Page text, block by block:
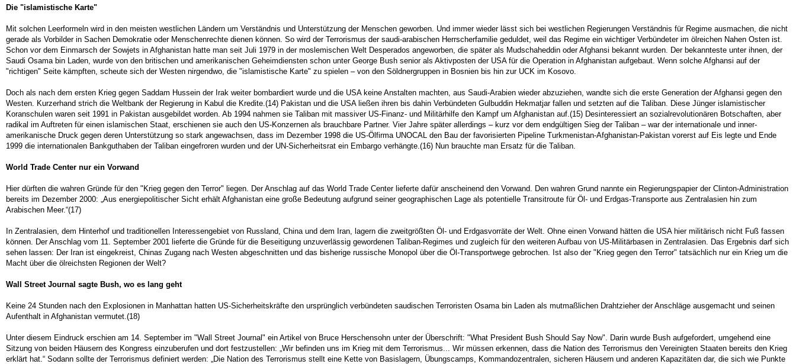
Die "islamistische Karte"
Mit solchen Leerformeln wird in den meisten westlichen Ländern um Verständnis und Unterstützung der Menschen geworben. Und immer wieder lässt sich bei westlichen Regierungen Verständnis für Regime ausmachen, die nicht
gerade als Vorbilder in Sachen Demokratie oder Menschenrechte dienen können. So wird der Terrorismus der saudi-arabischen Herrscherfamilie geduldet, weil das Regime ein wichtiger Verbündeter im ölreichen Nahen Osten ist.
Schon vor dem Einmarsch der Sowjets in Afghanistan hatte man seit Juli 1979 in der moslemischen Welt Desperados angeworben, die später als Mudschaheddin oder Afghansi bekannt wurden. Der bekannteste unter ihnen, der
Saudi Osama bin Laden, wurde von den britischen und amerikanischen Geheimdiensten schon unter George Bush senior als Aktivposten der USA für die Operation in Afghanistan aufgebaut. Wenn solche Afghansi auf der
"richtigen" Seite kämpften, scheute sich der Westen nirgendwo, die "islamistische Karte" zu spielen – von den Söldnergruppen in Bosnien bis hin zur UCK im Kosovo.
Doch als nach dem ersten Krieg gegen Saddam Hussein der Irak weiter bombardiert wurde und die USA keine Anstalten machten, aus Saudi-Arabien wieder abzuziehen, wandte sich die erste Generation der Afghansi gegen den
Westen. Kurzerhand strich die Weltbank der Regierung in Kabul die Kredite.(14) Pakistan und die USA ließen ihren bis dahin Verbündeten Gulbuddin Hekmatjar fallen und setzten auf die Taliban. Diese Jünger islamistischer
Koranschulen waren seit 1991 in Pakistan ausgebildet worden. Ab 1994 nahmen sie Taliban mit massiver US-Finanz- und Militärhilfe den Kampf um Afghanistan auf.(15) Desinteressiert an sozialrevolutionären Botschaften, aber
radikal im Auftreten für einen islamischen Staat, erschienen sie auch den US-Konzernen als brauchbare Partner. Vier Jahre später allerdings – kurz vor dem endgültigen Sieg der Taliban – war der internationale und inner-
amerikanische Druck gegen deren Unterstützung so stark angewachsen, dass im Dezember 1998 die US-Ölfirma UNOCAL den Bau der favorisierten Pipeline Turkmenistan-Afghanistan-Pakistan vorerst auf Eis legte und Ende
1999 die internationalen Bankguthaben der Taliban eingefroren wurden und der UN-Sicherheitsrat ein Embargo verhängte.(16) Nun brauchte man Ersatz für die Taliban.
World Trade Center nur ein Vorwand
Hier dürften die wahren Gründe für den "Krieg gegen den Terror" liegen. Der Anschlag auf das World Trade Center lieferte dafür anscheinend den Vorwand. Den wahren Grund nannte ein Regierungspapier der Clinton-Administration
bereits im Dezember 2000: „Aus energiepolitischer Sicht erhält Afghanistan eine große Bedeutung aufgrund seiner geographischen Lage als potentielle Transitroute für Öl- und Erdgas-Transporte aus Zentralasien hin zum
Arabischen Meer.“(17)
In Zentralasien, dem Hinterhof und traditionellen Interessengebiet von Russland, China und dem Iran, lagern die zweitgrößten Öl- und Erdgasvorräte der Welt. Ohne einen Vorwand hätten die USA hier militärisch nicht Fuß fassen
können. Der Anschlag vom 11. September 2001 lieferte die Gründe für die Beseitigung unzuverlässig gewordenen Taliban-Regimes und zugleich für den weiteren Aufbau von US-Militärbasen in Zentralasien. Das Ergebnis darf sich
sehen lassen: Der Iran ist eingekreist, Chinas Zugang nach Westen abgeschnitten und das bisherige russische Monopol über die Öl-Transportwege gebrochen. Ist also der "Krieg gegen den Terror" tatsächlich nur ein Krieg um die
Macht über die ölreichsten Regionen der Welt?
Wall Street Journal sagte Bush, wo es lang geht
Keine 24 Stunden nach den Explosionen in Manhattan hatten US-Sicherheitskräfte den ursprünglich verbündeten saudischen Terroristen Osama bin Laden als mutmaßlichen Drahtzieher der Anschläge ausgemacht und seinen
Aufenthalt in Afghanistan vermutet.(18)
Unter diesem Eindruck erschien am 14. September im "Wall Street Journal" ein Artikel von Bruce Herschensohn unter der Überschrift: "What President Bush Should Say Now". Darin wurde Bush aufgefordert, umgehend eine
Sitzung von beiden Häusern des Kongress einzuberufen und dort festzustellen: „Wir befinden uns im Krieg mit dem Terrorismus... Wir müssen erkennen, dass die Nation des Terrorismus den Vereinigten Staaten bereits den Krieg
erklärt hat.“ Sodann sollte der Terrorismus definiert werden: „Die Nation des Terrorismus stellt eine Kette von Basislagern, Übungscamps, Kommandozentralen, sicheren Häusern und anderen Kapazitäten dar, die sich wie Punkte